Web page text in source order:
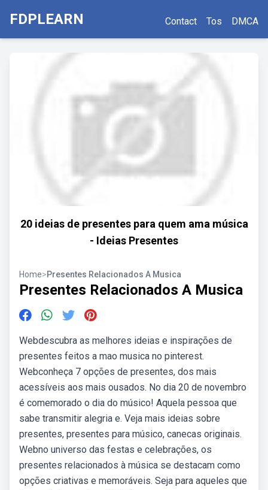
FDPLEARN Contact Tos DMCA
20 ideias de presentes para quem ama música
- Ideias Presentes
Home>Presentes Relacionados A Musica
Presentes Relacionados A Musica
Webdescubra as melhores ideias e inspirações de
presentes feitos a mao musica no pinterest.
Webconheça 7 opções de presentes, dos mais
acessíveis aos mais ousados. No dia 20 de novembro
é comemorado o dia do músico! Aquela pessoa que
sabe transmitir alegria e. Veja mais ideias sobre
presentes, presentes para músico, canecas originais.
Webno universo das festas e celebrações, os
presentes relacionados à música se destacam como
opções criativas e memoráveis. Seja para aqueles que